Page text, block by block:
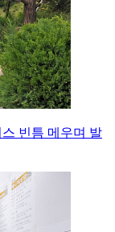
빈틈 메우며 발